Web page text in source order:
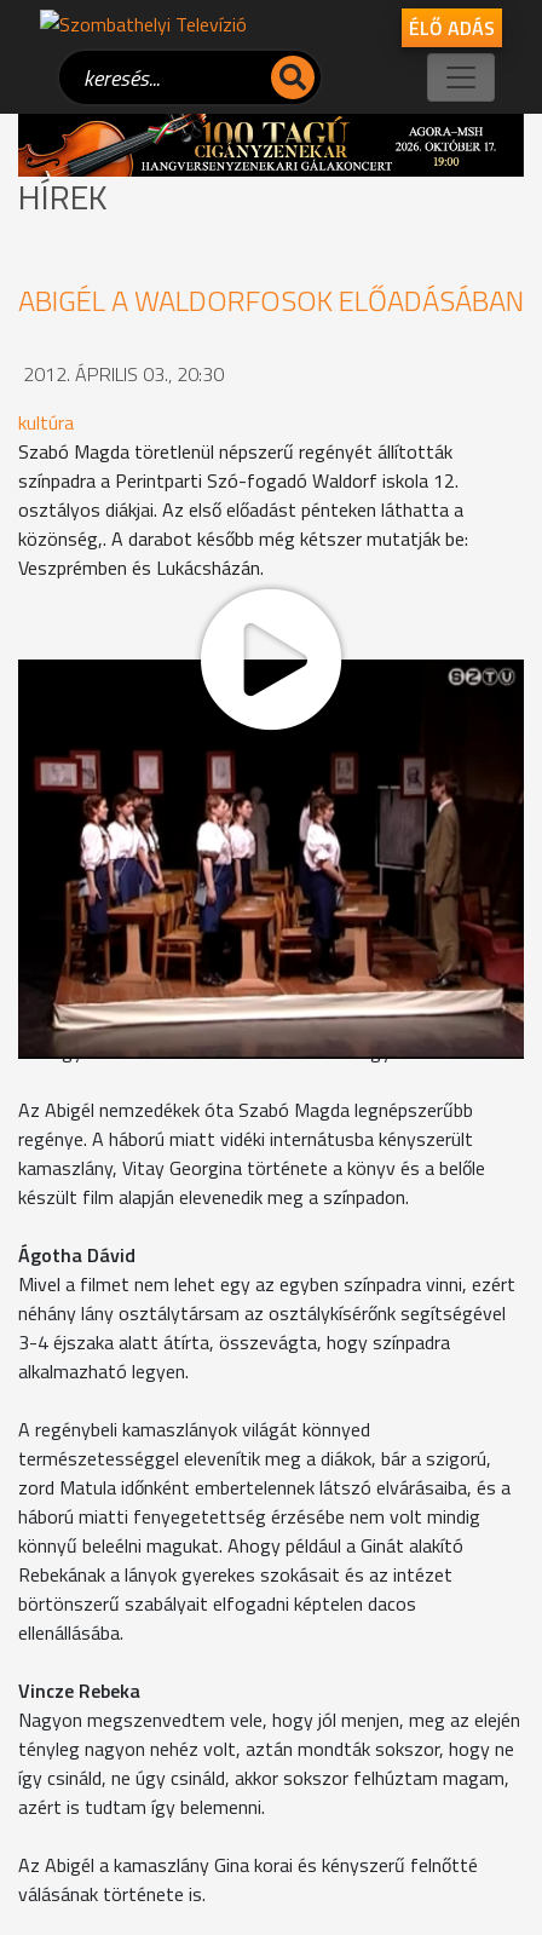
ÉLŐ ADÁS
HÍREK
ABIGÉL A WALDORFOSOK ELŐADÁSÁBAN
2012. ÁPRILIS 03., 20:30
kultúra
Szabó Magda töretlenül népszerű regényét állították
színpadra a Perintparti Szó-fogadó Waldorf iskola 12.
osztályos diákjai. Az első előadást pénteken láthatta a
közönség,. A darabot később még kétszer mutatják be:
Veszprémben és Lukácsházán.
A Waldorf-iskolások drámatanulmányaikat minden évben
előadással zárják. Az utolsó, 12. évfolyamon már színházi
kellékekkel, világítással, hang-effektekkel kiegészített
színpadi mű születik. A darabot ezúttal is maguk a végzősök
választották.
"Jó napot kívánnk, Isten áldásával!"
Ekler Ágnes osztálykísérő
Egyszer csak azt mondták, hogy Abigél. És én nem is tudtam,
hogy ismerik. És nem elég, hogy ismerik, de nagyon-nagyon
szeretik, szinte rajonganak érte, ezt mindenkire magára
bízom, hogy fejtse meg, hogy a mai fiataloknak ez mit jelent,
de nagyon szeretik. Feladatként viszont nagyon nehéz.
Az Abigél nemzedékek óta Szabó Magda legnépszerűbb
regénye. A háború miatt vidéki internátusba kényszerült
kamaszlány, Vitay Georgina története a könyv és a belőle
készült film alapján elevenedik meg a színpadon.
Ágotha Dávid
Mivel a filmet nem lehet egy az egyben színpadra vinni, ezért
néhány lány osztálytársam az osztálykísérőnk segítségével
3-4 éjszaka alatt átírta, összevágta, hogy színpadra
alkalmazható legyen.
A regénybeli kamaszlányok világát könnyed
természetességgel elevenítik meg a diákok, bár a szigorú,
zord Matula időnként embertelennek látszó elvárásaiba, és a
háború miatti fenyegetettség érzésébe nem volt mindig
könnyű beleélni magukat. Ahogy például a Ginát alakító
Rebekának a lányok gyerekes szokásait és az intézet
börtönszerű szabályait elfogadni képtelen dacos
ellenállásába.
Vincze Rebeka
Nagyon megszenvedtem vele, hogy jól menjen, meg az elején
tényleg nagyon nehéz volt, aztán mondták sokszor, hogy ne
így csináld, ne úgy csináld, akkor sokszor felhúztam magam,
azért is tudtam így belemenni.
Az Abigél a kamaszlány Gina korai és kényszerű felnőtté
válásának története is.